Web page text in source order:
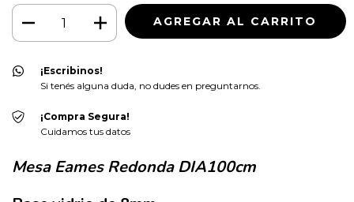
¡Escribinos!
Si tenés alguna duda, no dudes en preguntarnos.
¡Compra Segura!
Cuidamos tus datos
Mesa Eames Redonda DIA100cm